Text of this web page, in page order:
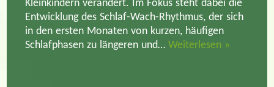
Kleinkindern verändert. Im Fokus steht dabei die
Entwicklung des Schlaf-Wach-Rhythmus, der sich
in den ersten Monaten von kurzen, häufigen
Schlafphasen zu längeren und…Weiterlesen »